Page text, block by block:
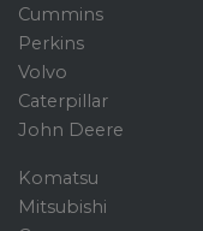
Cummins
Perkins
Volvo
Caterpillar
John Deere
Komatsu
Mitsubishi